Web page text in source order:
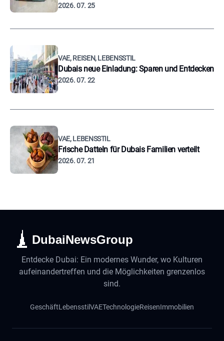
2026. 07. 25
VAE, REISEN, LEBENSSTIL
Dubais neue Einladung: Sparen und Entdecken
2026. 07. 22
VAE, LEBENSSTIL
Frische Datteln für Dubais Familien verteilt
2026. 07. 21
DubaiNewsGroup
Entdecke Dubai: Ein modernes Wunder, wo Kulturen
aufeinandertreffen und die Möglichkeiten grenzenlos
sind.
GeschäftLebensstilVAETechnologieReisenImmobilien